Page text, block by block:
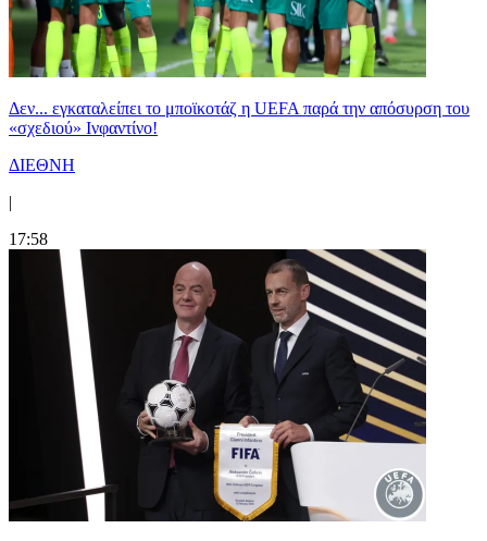
Δεν... εγκαταλείπει το μποϊκοτάζ η UEFA παρά την απόσυρση του
«σχεδιού» Ινφαντίνο!
ΔΙΕΘΝΗ
|
17:58